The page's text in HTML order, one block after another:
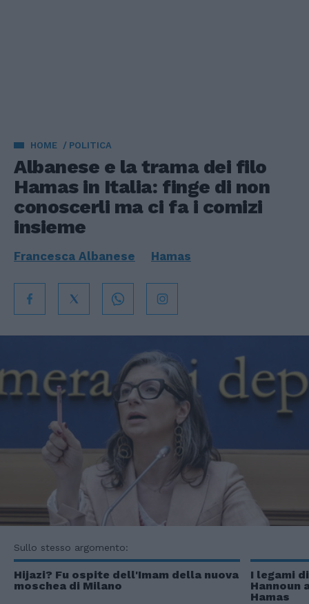
HOME POLITICA
Albanese e la trama dei filo
Hamas in Italia: finge di non
conoscerli ma ci fa i comizi
insieme
Francesca Albanese Hamas
Sullo stesso argomento:
Hijazi? Fu ospite dell'Imam della nuova
moschea di Milano
I legami
Hannoun
Hamas